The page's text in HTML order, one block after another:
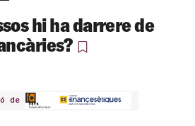
hi ha darrere de
de